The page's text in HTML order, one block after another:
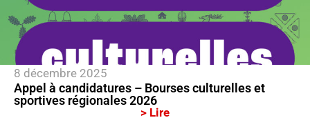
8 décembre 2025
Appel à candidatures – Bourses culturelles et
sportives régionales 2026
> Lire